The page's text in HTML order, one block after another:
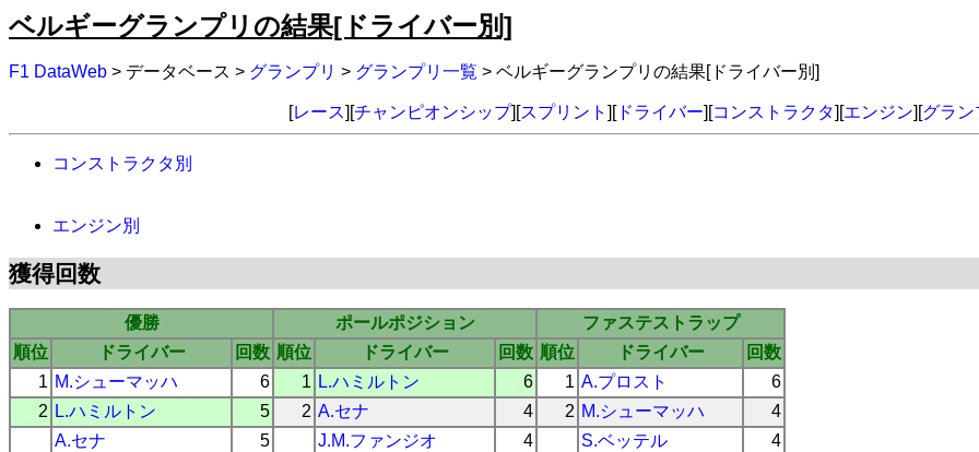
ベルギーグランプリの結果[ドライバー別]
F1 DataWeb > データベース > グランプリ > グランプリ一覧 > ベルギーグランプリの結果[ドライバー別]
[レース][チャンピオンシップ][スプリント ][ドライバー][コンストラクタ][エンジン][グラン
コンストラクタ別
エンジン別
獲得回数
優勝 ポールポジション
ファステストラップ
順位
ドライバー 回数 順位 ドライバー 回数 順位 ドライバー
回数
1 M.シューマッハ 6 1 L.ハミルトン 6 1 A.プロスト
6
2 L.ハミルトン 5 2 A.セナ 4 2 M.シューマッハ
4
A.セナ
5 J.M.ファンジオ 4 S.ベッテル
4